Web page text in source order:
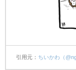
引用元 ちいかわ（